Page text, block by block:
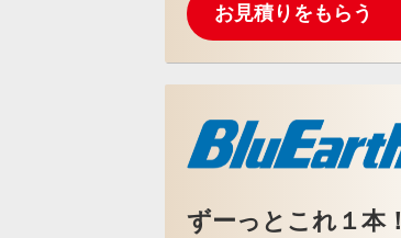
お見積りをもらう
ずーっとこれ１本！